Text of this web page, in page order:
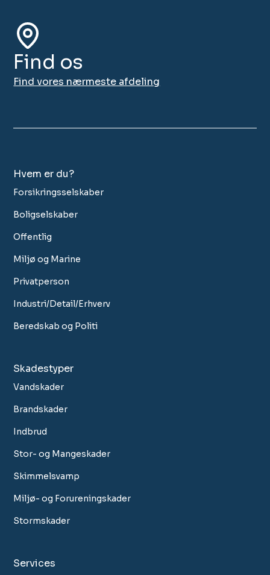
Find os
Find vores nærmeste afdeling
Hvem er du?
Forsikringsselskaber
Boligselskaber
Offentlig
Miljø og Marine
Privatperson
Industri/Detail/Erhverv
Beredskab og Politi
Skadestyper
Vandskader
Brandskader
Indbrud
Stor- og Mangeskader
Skimmelsvamp
Miljø- og Forureningskader
Stormskader
Services